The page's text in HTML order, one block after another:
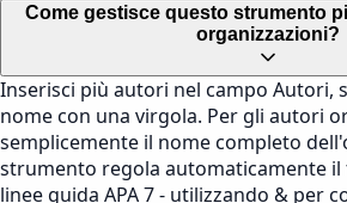
Come gestisce questo strumento
organizzazioni?
Inserisci più autori nel campo Autori,
nome con una virgola. Per gli autori
semplicemente il nome completo
strumento regola automaticamente
linee guida APA 7 - utilizzando & per